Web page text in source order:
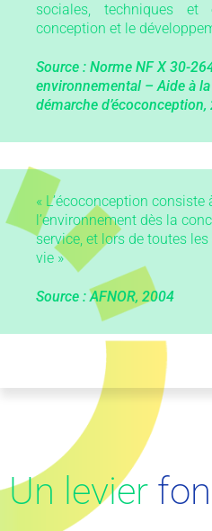
sociales, techniques et
conception et le
Source : Norme NF X 30-
environnemental – Aide à
démarche d’écoconception,
« L’écoconception consiste
l’environnement dès la
service, et lors de toutes
vie »
Source : AFNOR, 2004
Un levier